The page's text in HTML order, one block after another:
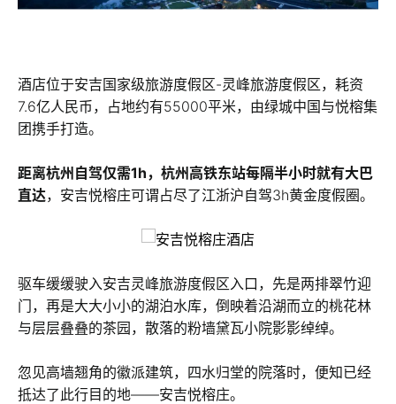
酒店位于安吉国家级旅游度假区-灵峰旅游度假区，耗资
7.6亿人民币，占地约有55000平米，由绿城中国与悦榕集
团携手打造。
距离杭州自驾仅需1h，杭州高铁东站每隔半小时就有大巴
直达，安吉悦榕庄可谓占尽了江浙沪自驾3h黄金度假圈。
驱车缓缓驶入安吉灵峰旅游度假区入口，先是两排翠竹迎
门，再是大大小小的湖泊水库，倒映着沿湖而立的桃花林
与层层叠叠的茶园，散落的粉墙黛瓦小院影影绰绰。
忽见高墙翘角的徽派建筑，四水归堂的院落时，便知已经
抵达了此行目的地——安吉悦榕庄。